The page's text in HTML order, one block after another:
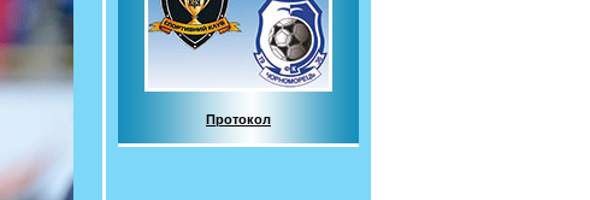
Протокол